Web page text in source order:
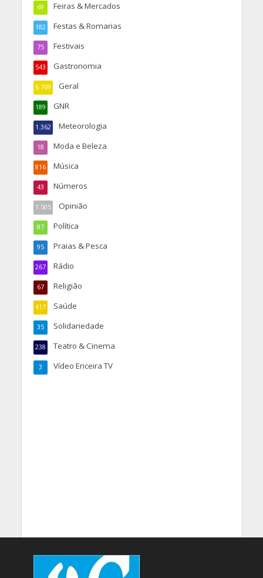
Feiras & Mercados
69
Festas & Romarias
182
Festivais
75
Gastronomia
543
Geral
6.769
GNR
189
Meteorologia
1.362
Moda e Beleza
18
Música
816
Números
43
Opinião
1.505
Política
87
Praias & Pesca
95
Rádio
267
Religião
67
Saúde
417
Solidariedade
35
Teatro & Cinema
238
Vídeo Ericeira TV
3